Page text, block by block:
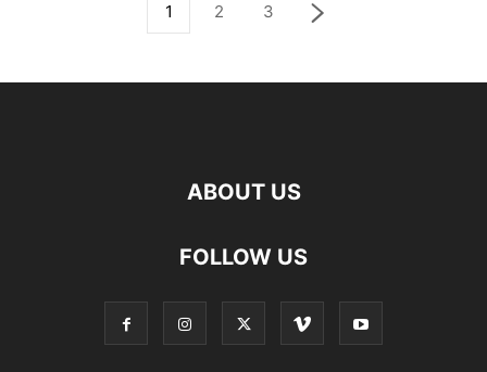
1 2 3
ABOUT US
FOLLOW US